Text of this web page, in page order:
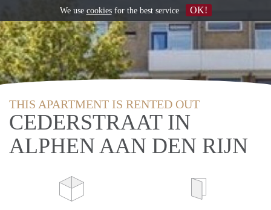
THIS APARTMENT IS RENTED OUT
CEDERSTRAAT IN
ALPHEN AAN DEN RIJN
We use cookiesfor the best service OK!